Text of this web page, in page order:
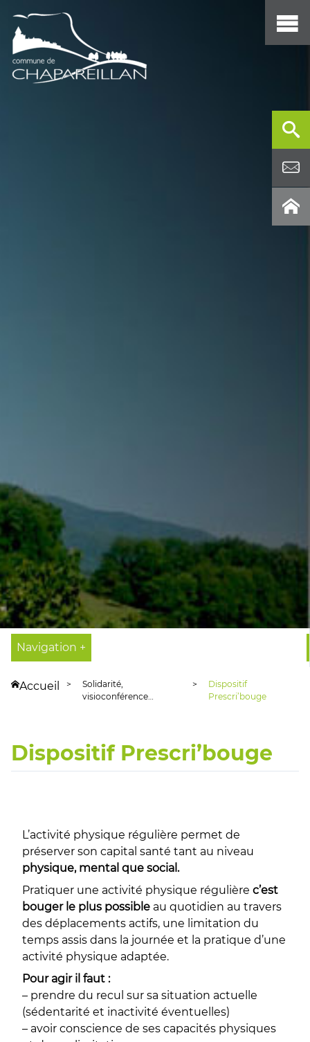
Navigation +
Accueil
Solidarité,
visioconférence…
Dispositif
Prescri’bouge
Dispositif Prescri’bouge
L’activité physique régulière permet de
préserver son capital santé tant au niveau
physique, mental que social.
Pratiquer une activité physique régulière c’est
bouger le plus possible au quotidien au travers
des déplacements actifs, une limitation du
temps assis dans la journée et la pratique d’une
activité physique adaptée.
Pour agir il faut :
– prendre du recul sur sa situation actuelle
(sédentarité et inactivité éventuelles)
– avoir conscience de ses capacités physiques